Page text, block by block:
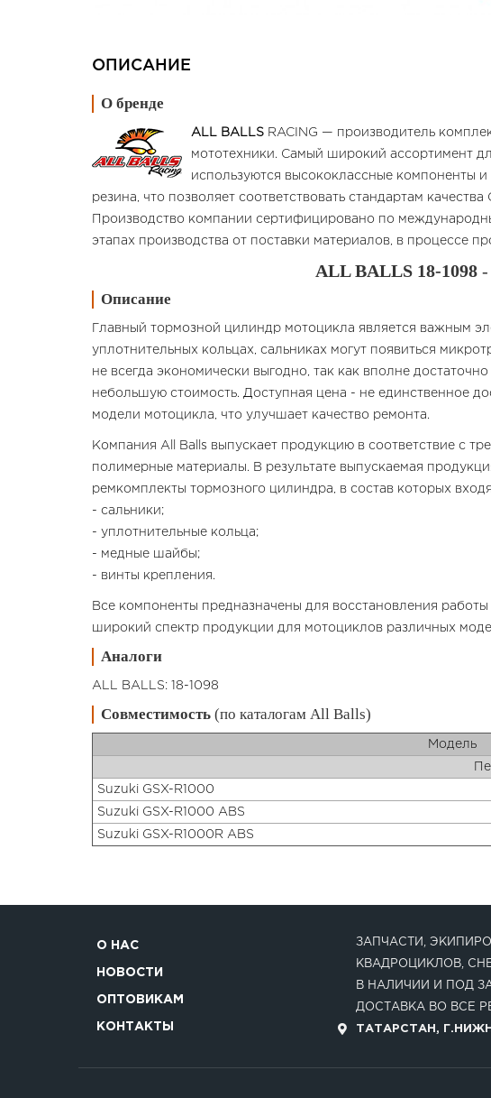
ОПИСАНИЕ
О бренде
ALL BALLS RACING — производитель
мототехники. Самый широкий ассортимент
используются высококлассные компоненты
резина, что позволяет соответствовать стандартам
Производство компании сертифицировано по
этапах производства от поставки материалов, в процессе
ALL BALLS 18-1098 -
Описание
Главный тормозной цилиндр мотоцикла является важным
уплотнительных кольцах, сальниках могут появиться
не всегда экономически выгодно, так как вполне
небольшую стоимость. Доступная цена - не единственное
модели мотоцикла, что улучшает качество ремонта.
Компания All Balls выпускает продукцию в соответствие с
полимерные материалы. В результате выпускаемая
ремкомплекты тормозного цилиндра, в состав которых
- сальники;
- уплотнительные кольца;
- медные шайбы;
- винты крепления.
Все компоненты предназначены для восстановления
широкий спектр продукции для мотоциклов различных
Аналоги
ALL BALLS: 18-1098
Совместимость (по каталогам All Balls)
Модель
Suzuki GSX-R1000
Suzuki GSX-R1000 ABS
Suzuki GSX-R1000R ABS
О НАС
НОВОСТИ
ОПТОВИКАМ
КОНТАКТЫ
ЗАПЧАСТИ,
КВАДРОЦИКЛОВ,
В НАЛИЧИИ И ПОД
ДОСТАВКА ВО ВСЕ
ТАТАРСТАН,